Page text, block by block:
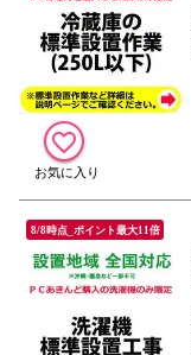
8/8時点_ポイント最大11倍